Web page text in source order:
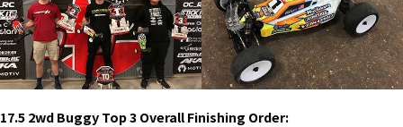
17.5 2wd Buggy Top 3 Overall Finishing Order: